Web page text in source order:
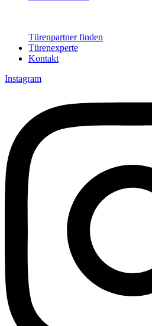
Türenpartner finden
Türenexperte
Kontakt
Instagram